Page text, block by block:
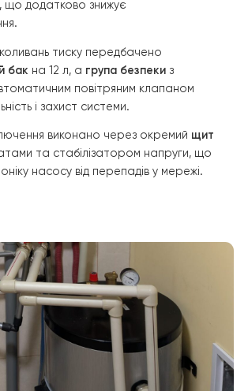
виконано з урахуванням вимог
надійну фіксацію,
підключення комунікацій.
підведено фреонову магістраль
стіну та маєякісну термоізоляцію
і утворенню конденсату.
тиску, вирівнює роботу компресора та
системи. Буферна ємність
акумулятором”, який
насосу без частих циклів
тепло розподіляється на два